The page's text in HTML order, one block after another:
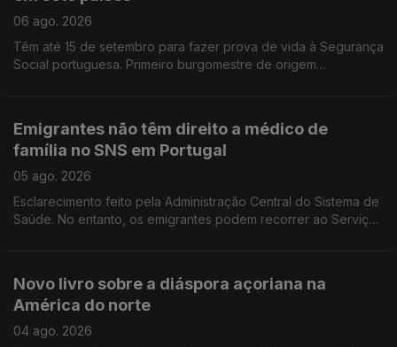
06 ago. 2026
Têm até 15 de setembro para fazer prova de vida à Segurança
Social portuguesa. Primeiro burgomestre de origem
Emigrantes não têm direito a médico de
família no SNS em Portugal
05 ago. 2026
Esclarecimento feito pela Administração Central do Sistema de
Saúde. No entanto, os emigrantes podem recorrer ao Serviço
Novo livro sobre a diáspora açoriana na
América do norte
04 ago. 2026